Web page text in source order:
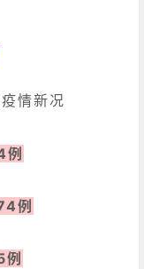
情新况
例
例